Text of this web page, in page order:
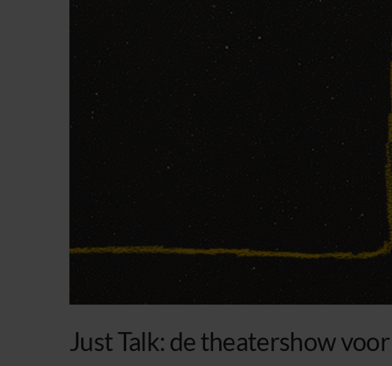
Just Talk: de theatershow